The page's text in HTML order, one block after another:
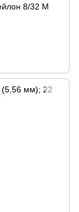
8/32 M